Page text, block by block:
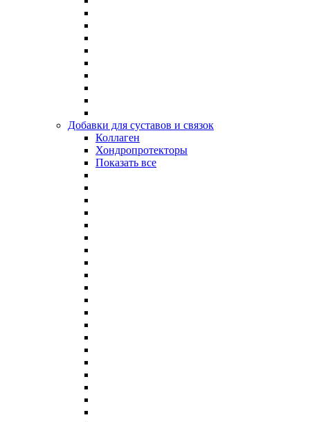
Добавки для суставов и связок
Коллаген
Хондропротекторы
Показать все